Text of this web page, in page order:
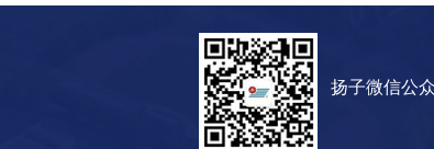
扬子微信公